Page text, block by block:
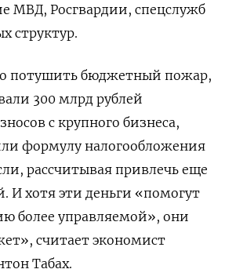
МВД, Росгвардии, спецслужб
структур.
потушить бюджетный пожар,
300 млрд рублей
с крупного бизнеса,
формулу налогообложения
рассчитывая привлечь еще
И хотя эти деньги «помогут
более управляемой», они
считает экономист
Табах.